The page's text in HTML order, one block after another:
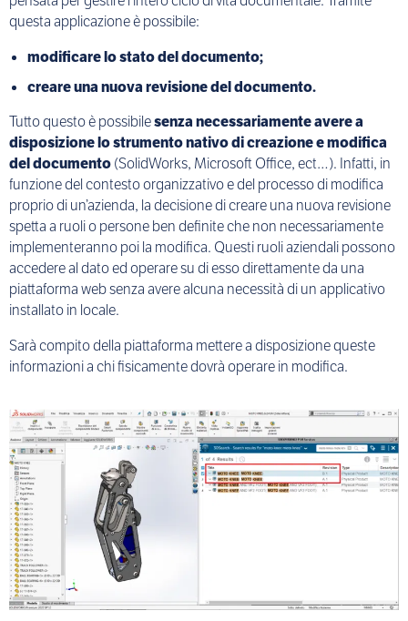
questa applicazione è possibile:
modificare lo stato del documento;
creare una nuova revisione del documento.
Tutto questo è possibilesenza necessariamente avere a
disposizione lo strumento nativo di creazione e modifica
del documento(SolidWorks, Microsoft Office, ect…). Infatti, in
funzione del contesto organizzativo e del processo di modifica
proprio di un’azienda, la decisione di creare una nuova revisione
spetta a ruoli o persone ben definite che non necessariamente
implementeranno poi la modifica. Questi ruoli aziendali possono
accedere al dato ed operare su di esso direttamente da una
piattaforma web senza avere alcuna necessità di un applicativo
installato in locale.
Sarà compito della piattaforma mettere a disposizione queste
informazioni a chi fisicamente dovrà operare in modifica.